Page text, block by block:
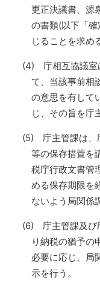
更正決議書、源
の書類(以下「
じることを求め
(4) 庁相互協議室
て、当該事前相
の意思を有して
じ、その旨を庁
(5) 庁主管課は、
等の保存措置を
税庁行政文書管
める保存期限を
ないよう局関係
(6) 庁主管課及び
り納税の猶予の
必要に応じ、局
示を行う。